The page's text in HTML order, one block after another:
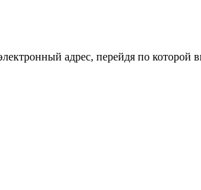
адрес, перейдя по которой